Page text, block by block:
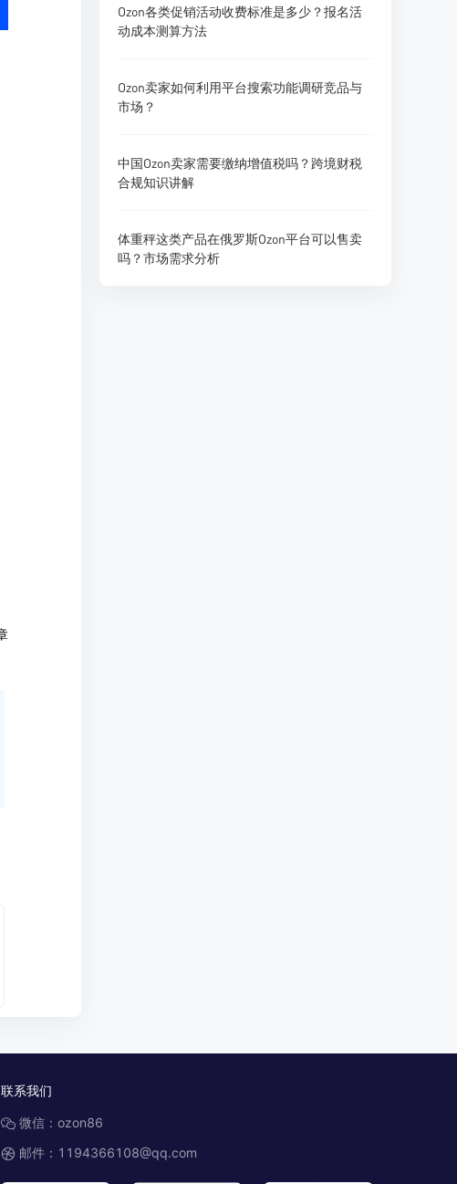
Ozon各类促销活动收费标准是多少？报名活
动成本测算方法
Ozon卖家如何利用平台搜索功能调研竞品与
市场？
中国Ozon卖家需要缴纳增值税吗？跨境财税
合规知识讲解
体重秤这类产品在俄罗斯Ozon平台可以售卖
吗？市场需求分析
联系我们
微信：ozon86
邮件：1194366108@qq.com